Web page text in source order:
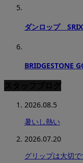
ダンロップ
BRIDGESTONE
2026.08.5
暑いし熱い
2026.07.20
グリップは大切で